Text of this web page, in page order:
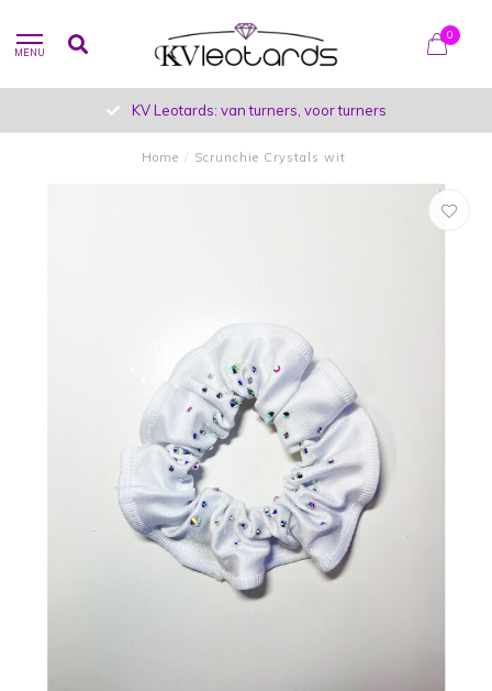
MENU
0
KV Leotards: van turners, voor turners
Home / Scrunchie Crystals wit